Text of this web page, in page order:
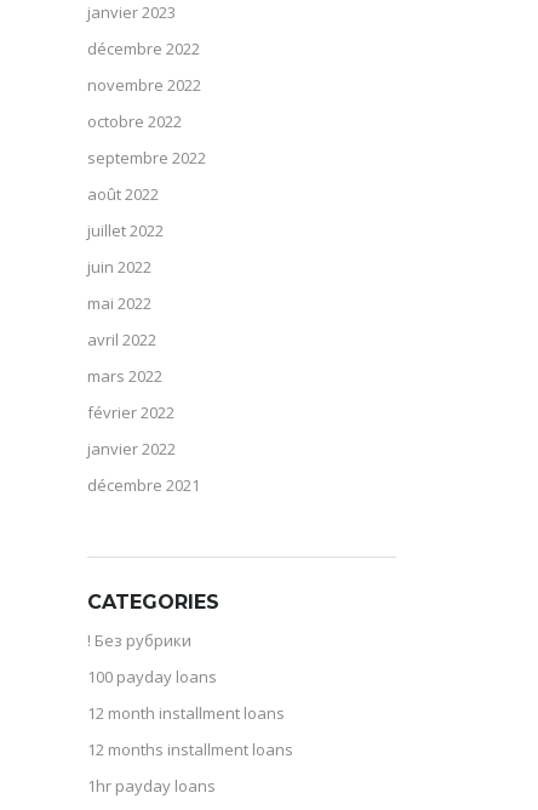
janvier 2023
décembre 2022
novembre 2022
octobre 2022
septembre 2022
août 2022
juillet 2022
juin 2022
mai 2022
avril 2022
mars 2022
février 2022
janvier 2022
décembre 2021
CATEGORIES
! Без рубрики
100 payday loans
12 month installment loans
12 months installment loans
1hr payday loans